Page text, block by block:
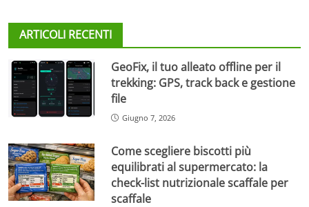
ARTICOLI RECENTI
GeoFix, il tuo alleato offline per il
trekking: GPS, track back e gestione
file
Giugno 7, 2026
Come scegliere biscotti più
equilibrati al supermercato: la
check-list nutrizionale scaffale per
scaffale